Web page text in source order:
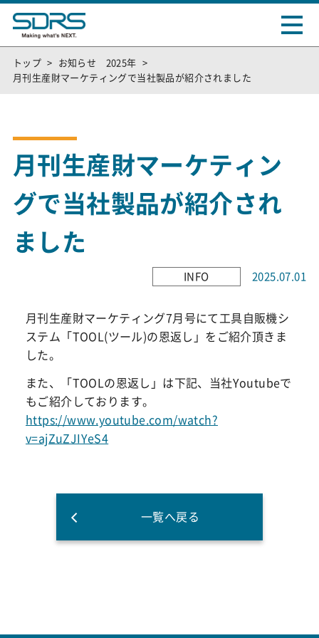
トップ
お知らせ 2025年
月刊生産財マーケティングで当社製品が紹介されました
月刊生産財マーケティン
グで当社製品が紹介され
ました
INFO 2025.07.01
月刊生産財マーケティング7月号にて工具自販機シ
ステム「TOOL(ツール)の恩返し」をご紹介頂きま
した。
また、「TOOLの恩返し」は下記、当社Youtubeで
もご紹介しております。
https://www.youtube.com/watch?
v=ajZuZJIYeS4
一覧へ戻る